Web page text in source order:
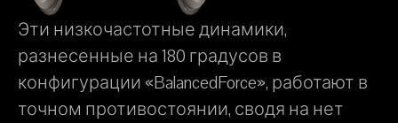
Эти низкочастотные динамики,
разнесенные на 180 градусов в
конфигурации «BalancedForce», работают в
точном противостоянии, сводя на нет